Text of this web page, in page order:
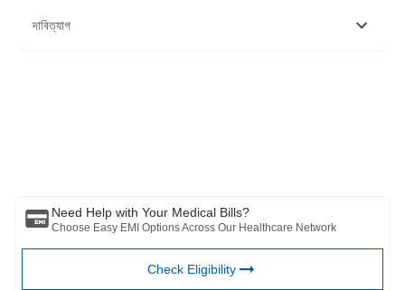
https://www.ncbi.nlm.nih.gov/books/NBK545285/
দাবিত্যাগ
Need Help with Your Medical Bills?
Choose Easy EMI Options Across Our Healthcare Network
Check Eligibility